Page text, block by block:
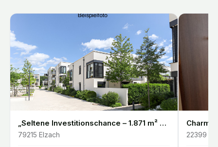
„Seltene Investitionschance – 1.871 m² Entwicklungsgrundstück in Elzach-Oberprechtal“
79215 Elzach 22399